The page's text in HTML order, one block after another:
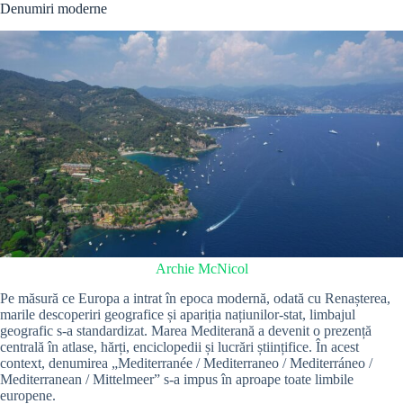
Denumiri moderne
Archie McNicol
Pe măsură ce Europa a intrat în epoca modernă, odată cu Renașterea,
marile descoperiri geografice și apariția națiunilor-stat, limbajul
geografic s-a standardizat. Marea Mediterană a devenit o prezență
centrală în atlase, hărți, enciclopedii și lucrări științifice. În acest
context, denumirea „Mediterranée / Mediterraneo / Mediterráneo /
Mediterranean / Mittelmeer” s-a impus în aproape toate limbile
europene.